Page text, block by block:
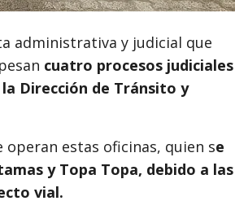
administrativa y judicial que
cuatro procesos judiciales
Dirección de Tránsito y
operan estas oficinas, quien se
y Topa Topa, debido a las
vial.